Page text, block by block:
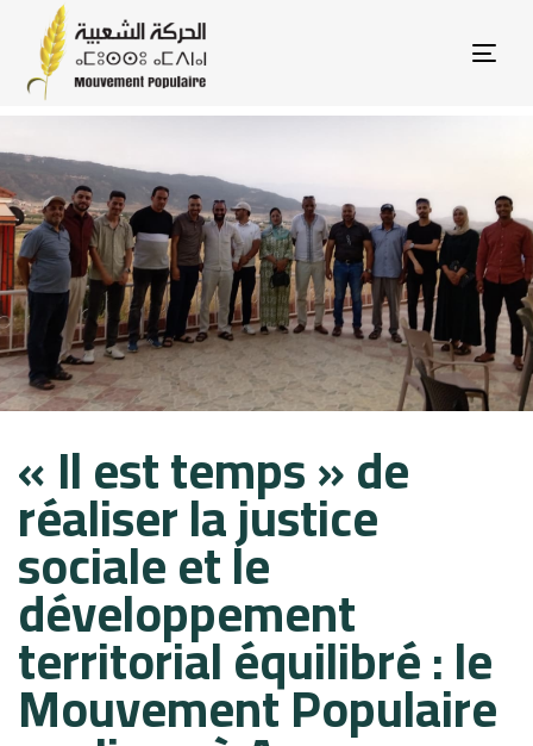
« Il est temps » de
réaliser la justice
sociale et le
développement
territorial équilibré : le
Mouvement Populaire